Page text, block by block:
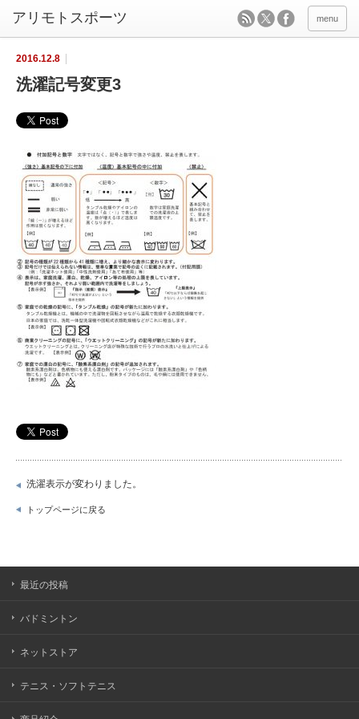
menu
2016.12.8
洗濯記号変更3
洗濯表示が変わりました。
トップページに戻る
最近の投稿
バドミントン
ネットストア
テニス・ソフトテニス